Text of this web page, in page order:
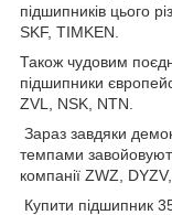
підшипників цього
SKF, TIMKEN.
Також чудовим
підшипники
ZVL, NSK, NTN.
Зараз завдяки
темпами
компанії ZWZ, DYZV,
Купити підшипник